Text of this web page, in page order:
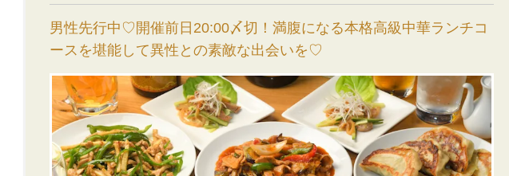
男性先行中♡開催前日20:00〆切！満腹になる本格高級中華ランチコ
ースを堪能して異性との素敵な出会いを♡